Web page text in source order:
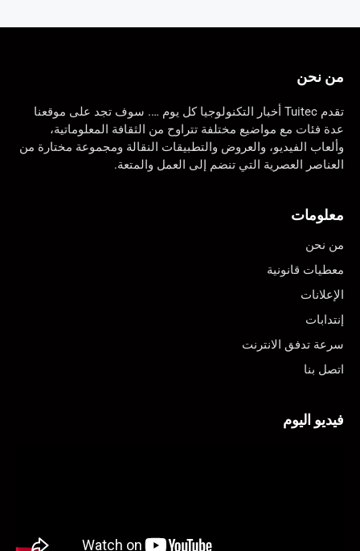
من نحن
تقدم Tuitec أخبار التكنولوجيا كل يوم …. سوف تجد على موقعنا
عدة فئات مع مواضيع مختلفة تتراوح من الثقافة المعلوماتية،
وألعاب الفيديو، والعروض والتطبيقات النقالة ومجموعة مختارة من
العناصر العصرية التي تنضم إلى العمل والمتعة.
معلومات
من نحن
معطيات قانونية
الإعلانات
إنتدابات
سرعة تدفق الانترنت
اتصل بنا
فيديو اليوم